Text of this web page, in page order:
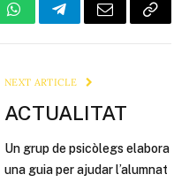
WhatsAppTelegramEmail Copy
NEXT ARTICLE
ACTUALITAT
Un grup de psicòlegs elabora
una guia per ajudar l’alumnat